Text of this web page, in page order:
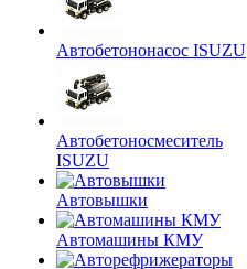
Автобетононасос ISUZU
Автобетоносмеситель
ISUZU
Автовышки
Автомашины КМУ